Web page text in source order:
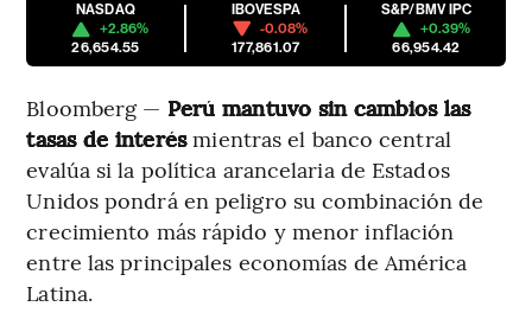
NASDAQ
+2.86%
26,654.55
IBOVESPA
-0.08%
177,861.07
S&P/BMV IPC
+0.39%
66,954.42
Bloomberg — Perú mantuvo sin cambios las
tasas de interésmientras el banco central
evalúa si la política arancelaria de Estados
Unidos pondrá en peligro su combinación de
crecimiento más rápido y menor inflación
entre las principales economías de América
Latina.